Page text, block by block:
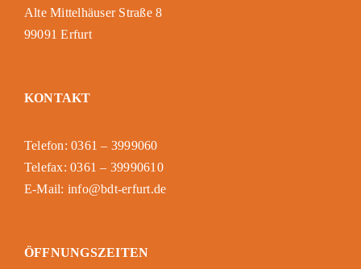
Alte Mittelhäuser Straße 8
99091 Erfurt
KONTAKT
Telefon: 0361 – 3999060
Telefax: 0361 – 39990610
E-Mail: info@bdt-erfurt.de
ÖFFNUNGSZEITEN